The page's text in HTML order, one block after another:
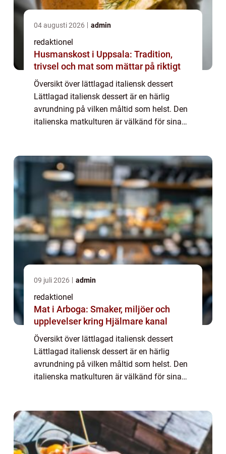
04 augusti 2026 admin
redaktionel
Husmanskost i Uppsala: Tradition,
trivsel och mat som mättar på riktigt
Översikt över lättlagad italiensk dessert
Lättlagad italiensk dessert är en härlig
avrundning på vilken måltid som helst. Den
italienska matkulturen är välkänd för sina
desserte...
09 juli 2026 admin
redaktionel
Mat i Arboga: Smaker, miljöer och
upplevelser kring Hjälmare kanal
Översikt över lättlagad italiensk dessert
Lättlagad italiensk dessert är en härlig
avrundning på vilken måltid som helst. Den
italienska matkulturen är välkänd för sina
desserte...